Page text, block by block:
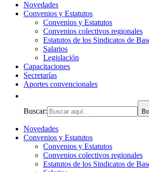
Novedades
Convenios y Estatutos
Convenios y Estatutos
Convenios colectivos regionales
Estatutos de los Sindicatos de
Salarios
Legislación
Capacitaciones
Secretarías
Aportes convencionales
Buscar:
Novedades
Convenios y Estatutos
Convenios y Estatutos
Convenios colectivos regionales
Estatutos de los Sindicatos de